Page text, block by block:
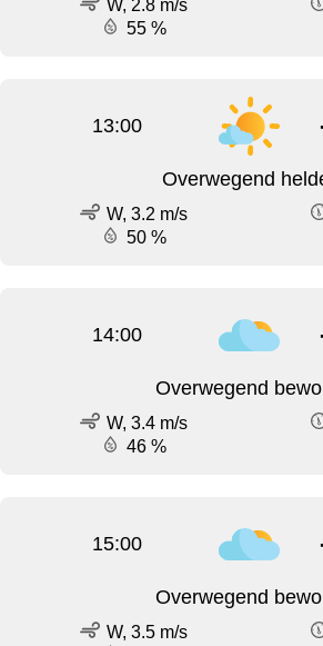
W, 2.8 m/s
55 %
13:00
Overwegend
W, 3.2 m/s
50 %
14:00
Overwegend
W, 3.4 m/s
46 %
15:00
Overwegend
W, 3.5 m/s